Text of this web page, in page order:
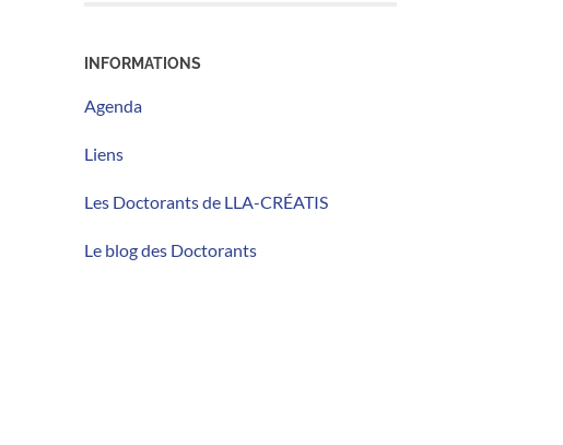
INFORMATIONS
Agenda
Liens
Les Doctorants de LLA-CRÉATIS
Le blog des Doctorants